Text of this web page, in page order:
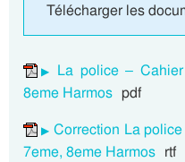
Télécharger les
La police –
8eme Harmos pdf
Correction La
7eme, 8eme Harmos rtf